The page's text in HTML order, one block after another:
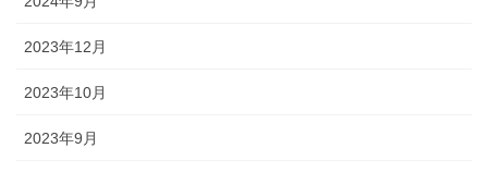
2023年12月
2023年10月
2023年9月